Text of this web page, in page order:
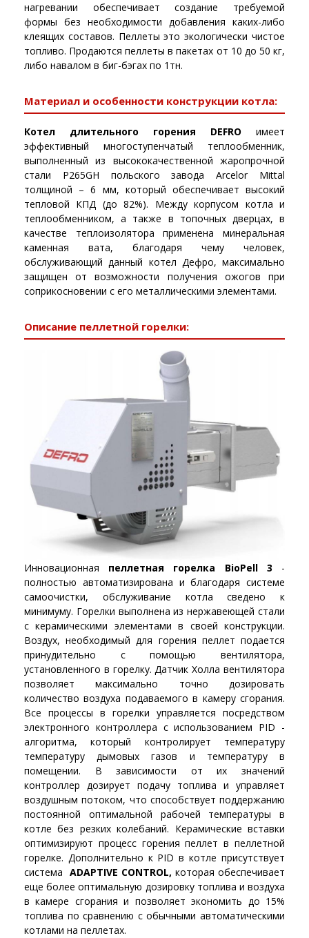
нагревании обеспечивает создание требуемой
формы без необходимости добавления каких-либо
клеящих составов. Пеллеты это экологически чистое
топливо. Продаются пеллеты в пакетах от 10 до 50 кг,
либо навалом в биг-бэгах по 1тн.
Материал и особенности конструкции котла:
Котел длительного горения DEFRO имеет
эффективный многоступенчатый теплообменник,
выполненный из высококачественной жаропрочной
стали P265GH польского завода Arcelor Mittal
толщиной – 6 мм, который обеспечивает высокий
тепловой КПД (до 82%). Между корпусом котла и
теплообменником, а также в топочных дверцах, в
качестве теплоизолятора применена минеральная
каменная вата, благодаря чему человек,
обслуживающий данный котел Дефро, максимально
защищен от возможности получения ожогов при
соприкосновении с его металлическими элементами.
Описание пеллетной горелки:
Инновационная пеллетная горелка BioPell 3 -
полностью автоматизирована и благодаря системе
самоочистки, обслуживание котла сведено к
минимуму. Горелки выполнена из нержавеющей стали
с керамическими элементами в своей конструкции.
Воздух, необходимый для горения пеллет подается
принудительно с помощью вентилятора,
установленного в горелку. Датчик Холла вентилятора
позволяет максимально точно дозировать
количество воздуха подаваемого в камеру сгорания.
Все процессы в горелки управляется посредством
электронного контроллера с использованием PID -
алгоритма, который контролирует температуру
температуру дымовых газов и температуру в
помещении. В зависимости от их значений
контроллер дозирует подачу топлива и управляет
воздушным потоком, что способствует поддержанию
постоянной оптимальной рабочей температуры в
котле без резких колебаний. Керамические вставки
оптимизируют процесс горения пеллет в пеллетной
горелке. Дополнительно к PID в котле присутствует
система ADAPTIVE CONTROL, которая обеспечивает
еще более оптимальную дозировку топлива и воздуха
в камере сгорания и позволяет экономить до 15%
топлива по сравнению с обычными автоматическими
котлами на пеллетах.